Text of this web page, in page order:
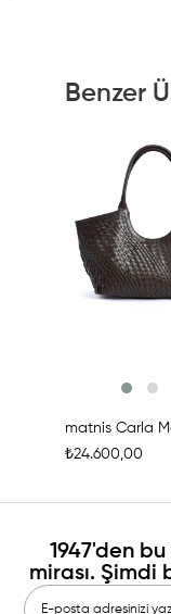
Benzer
₺24.600,00
Ürünü
1947'den
mirası. Şimdi